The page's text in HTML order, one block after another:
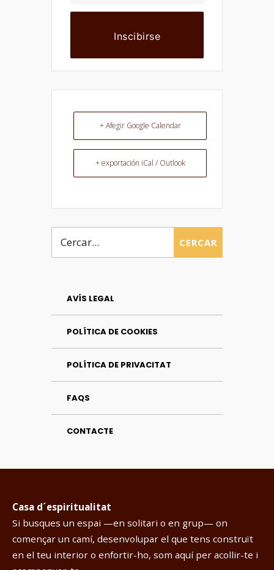
Inscibirse
+ Afegir Google Calendar
+ exportación iCal / Outlook
CERCAR
AVÍS LEGAL
POLÍTICA DE COOKIES
POLÍTICA DE PRIVACITAT
FAQS
CONTACTE
Casa d´espiritualitat
Si busques un espai —en solitari o en grup— on
començar un camí, desenvolupar el que tens construït
en el teu interior o enfortir-ho, som aquí per acollir-te i